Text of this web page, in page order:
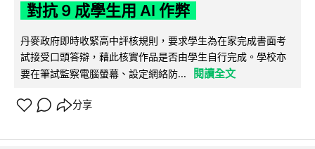
對抗 9 成學生用 AI 作弊
丹麥政府即時收緊高中評核規則，要求學生為在家完成書面考
試接受口頭答辯，藉此核實作品是否由學生自行完成。學校亦
要在筆試監察電腦螢幕、設定網絡防...
閱讀全文
分享